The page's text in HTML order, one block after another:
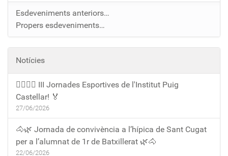
Esdeveniments anteriors…
Propers esdeveniments…
Notícies
🏃‍♀️🏃‍♂️ III Jornades Esportives de l'Institut Puig
Castellar! 🏅
27/06/2026
🐴🌿 Jornada de convivència a l’hípica de Sant Cugat
per a l’alumnat de 1r de Batxillerat 🌿🐴
22/06/2026